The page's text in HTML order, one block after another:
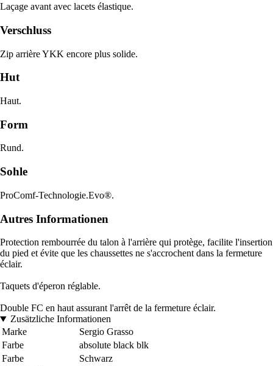
Laçage avant avec lacets élastique.
Verschluss
Zip arrière YKK encore plus solide.
Hut
Haut.
Form
Rund.
Sohle
ProComf-Technologie.Evo®.
Autres Informationen
Protection rembourrée du talon à l'arrière qui protège, facilite l'insertion
du pied et évite que les chaussettes ne s'accrochent dans la fermeture
éclair.
Taquets d'éperon réglable.
Double FC en haut assurant l'arrêt de la fermeture éclair.
Zusätzliche Informationen
Marke
Sergio Grasso
Farbe
absolute black blk
Farbe
Schwarz